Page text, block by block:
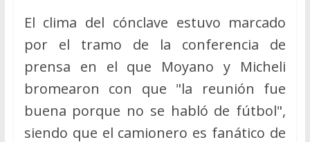
El clima del cónclave estuvo marcado
por el tramo de la conferencia de
prensa en el que Moyano y Micheli
bromearon con que "la reunión fue
buena porque no se habló de fútbol",
siendo que el camionero es fanático de